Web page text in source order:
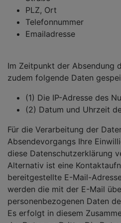
PLZ, Ort
Telefonnummer
Emailadresse
Im Zeitpunkt der Absendung
zudem folgende Daten
(1) Die IP-Adresse des
(2) Datum und Uhrzeit
Für die Verarbeitung der
Absendevorgangs Ihre
diese Datenschutzerklärung
Alternativ ist eine
bereitgestellte E-Mail-
werden die mit der E-Mail
personenbezogenen Daten
Es erfolgt in diesem